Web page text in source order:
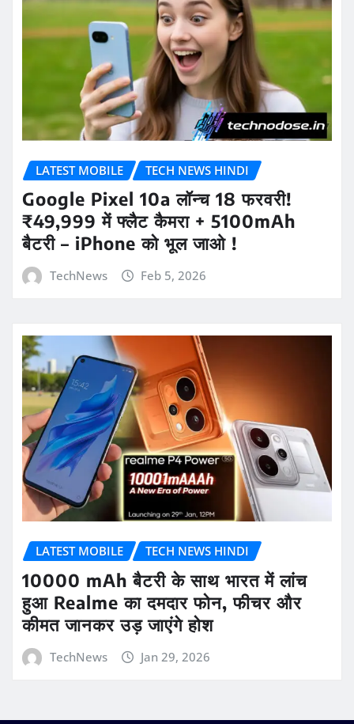
LATEST MOBILE TECH NEWS HINDI
Google Pixel 10a लॉन्च 18 फरवरी!
₹49,999 में फ्लैट कैमरा + 5100mAh
बैटरी – iPhone को भूल जाओ !
TechNews Feb 5, 2026
LATEST MOBILE TECH NEWS HINDI
10000 mAh बैटरी के साथ भारत में लांच
हुआ Realme का दमदार फोन, फीचर और
कीमत जानकर उड़ जाएंगे होश
TechNews Jan 29, 2026